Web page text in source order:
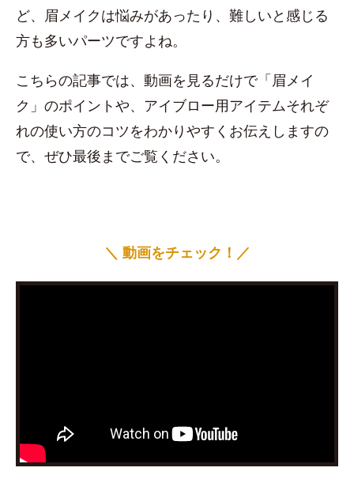
ど、眉メイクは悩みがあったり、難しいと感じる
方も多いパーツですよね。
こちらの記事では、動画を見るだけで「眉メイ
ク」のポイントや、アイブロー用アイテムそれぞ
れの使い方のコツをわかりやすくお伝えしますの
で、ぜひ最後までご覧ください。
＼ 動画をチェック！／